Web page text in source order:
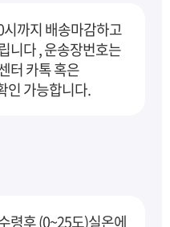
까지 배송마감하고
니다 , 운송장번호는
터카톡 혹은
인 가능합니다.
령후 (0~25도)실온에